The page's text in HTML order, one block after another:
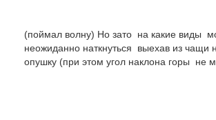
(поймал волну) Но зато на какие виды
неожиданно наткнуться выехав из чащи
опушку (при этом угол наклона горы не